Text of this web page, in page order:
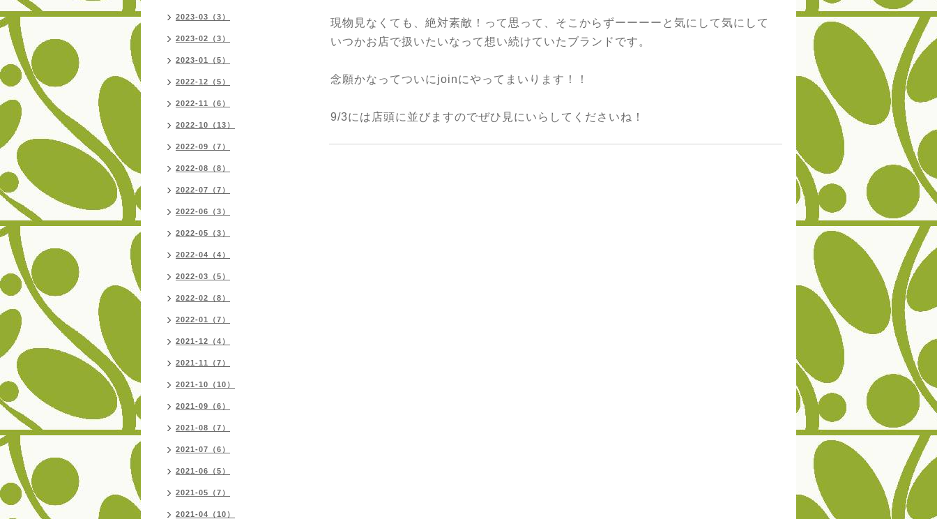
現物見なくても、絶対素敵！って思って、そこからずーーーーと気にして気にして
いつかお店で扱いたいなって想い続けていたブランドです。
念願かなってついにjoinにやってまいります！！
9/3には店頭に並びますのでぜひ見にいらしてくださいね！
2023-03（3）
2023-02（3）
2023-01（5）
2022-12（5）
2022-11（6）
2022-10（13）
2022-09（7）
2022-08（8）
2022-07（7）
2022-06（3）
2022-05（3）
2022-04（4）
2022-03（5）
2022-02（8）
2022-01（7）
2021-12（4）
2021-11（7）
2021-10（10）
2021-09（6）
2021-08（7）
2021-07（6）
2021-06（5）
2021-05（7）
2021-04（10）